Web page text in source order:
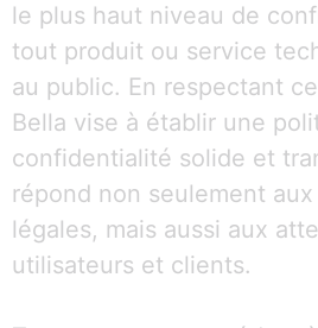
le plus haut niveau de
tout produit ou service
au public. En respectant
Bella vise à établir une
confidentialité solide et
répond non seulement
légales, mais aussi aux
utilisateurs et clients.